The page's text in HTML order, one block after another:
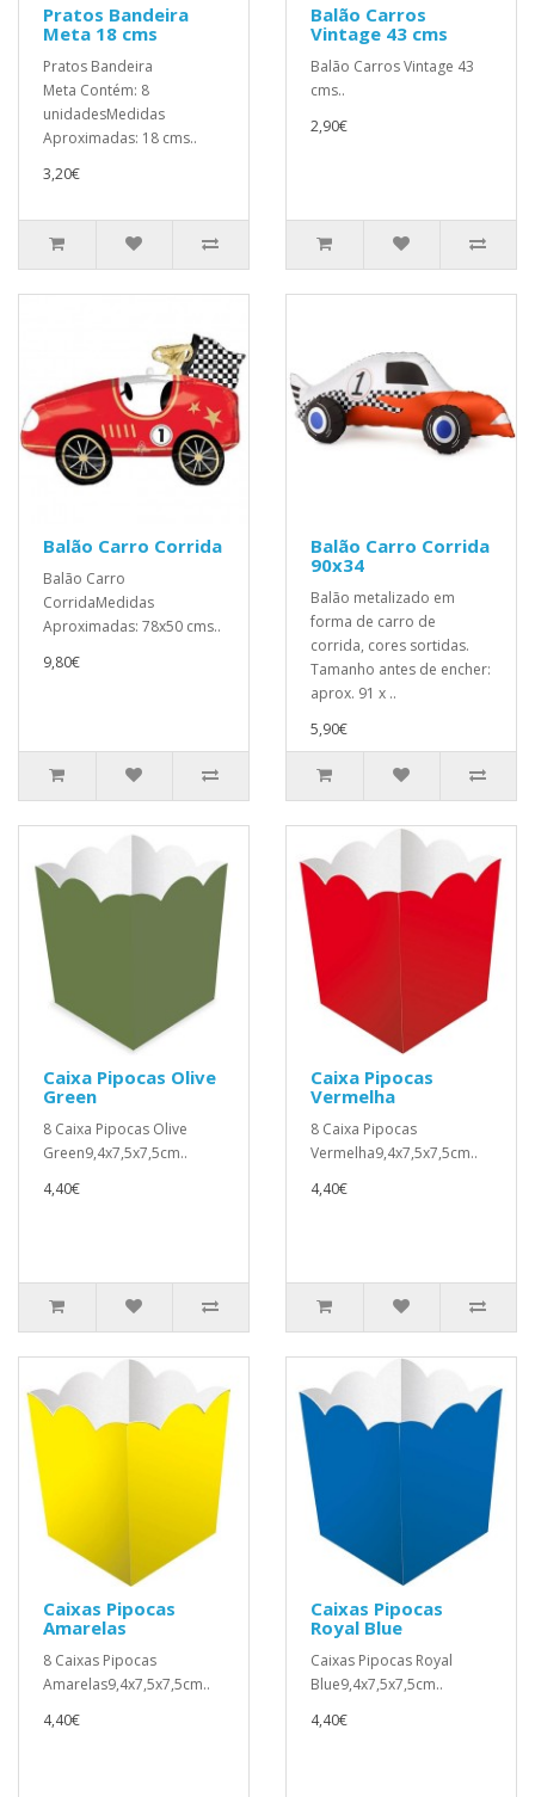
Pratos Bandeira
Meta 18 cms
Pratos Bandeira
Meta Contém: 8
unidadesMedidas
Aproximadas: 18 cms..
3,20€
Balão Carros
Vintage 43 cms
Balão Carros Vintage 43
cms..
2,90€
Balão Carro Corrida
Balão Carro
CorridaMedidas
Aproximadas: 78x50 cms..
9,80€
Balão Carro Corrida
90x34
Balão metalizado em
forma de carro de
corrida, cores sortidas.
Tamanho antes de encher:
aprox. 91 x ..
5,90€
Caixa Pipocas Olive
Green
8 Caixa Pipocas Olive
Green9,4x7,5x7,5cm..
4,40€
Caixa Pipocas
Vermelha
8 Caixa Pipocas
Vermelha9,4x7,5x7,5cm..
4,40€
Caixas Pipocas
Amarelas
8 Caixas Pipocas
Amarelas9,4x7,5x7,5cm..
4,40€
Caixas Pipocas
Royal Blue
Caixas Pipocas Royal
Blue9,4x7,5x7,5cm..
4,40€